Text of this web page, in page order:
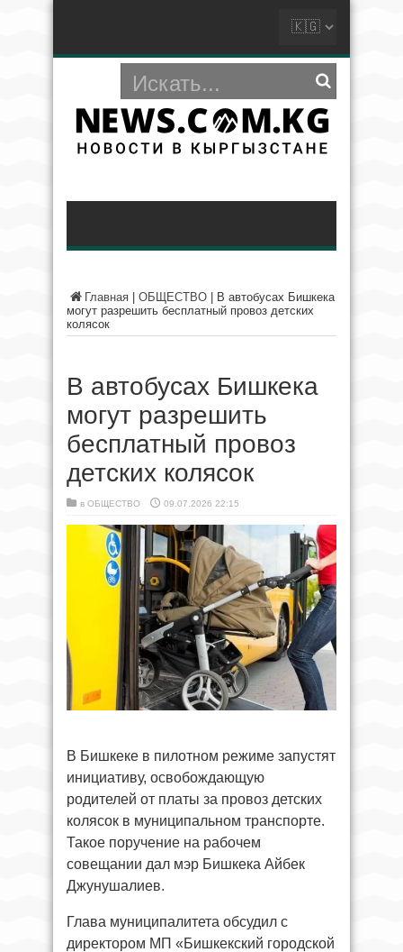
Главная ОБЩЕСТВО
В автобусах Бишкека
могут разрешить бесплатный провоз детских
колясок
В автобусах Бишкека
могут разрешить
бесплатный провоз
детских колясок
в ОБЩЕСТВО 09.07.2026 22:15
В Бишкеке в пилотном режиме запустят
инициативу, освобождающую
родителей от платы за провоз детских
колясок в муниципальном транспорте.
Такое поручение на рабочем
совещании дал мэр Бишкека Айбек
Джунушалиев.
Глава муниципалитета обсудил с
директором МП «Бишкекский городской